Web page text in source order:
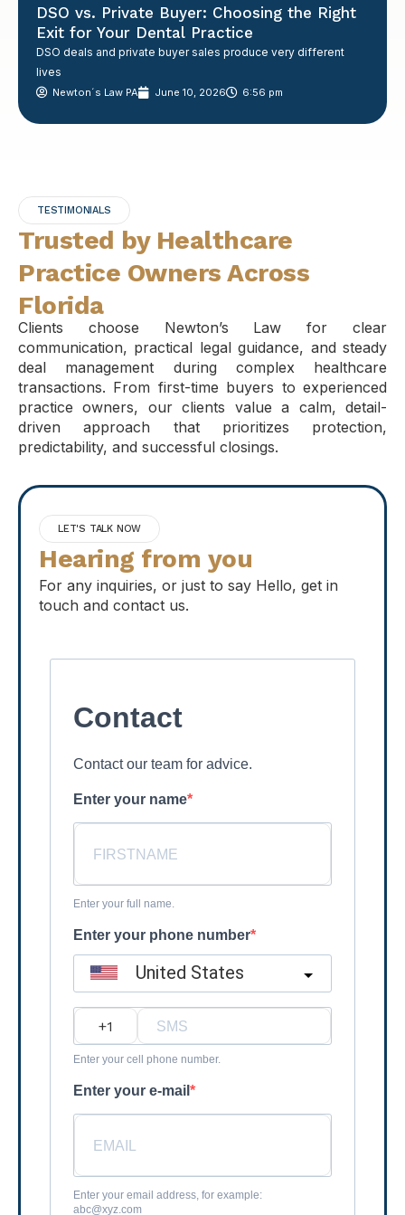
DSO vs. Private Buyer: Choosing the Right
Exit for Your Dental Practice
DSO deals and private buyer sales produce very different
lives
Newton´s Law PA June 10, 2026 6:56 pm
TESTIMONIALS
Trusted by Healthcare
Practice Owners Across
Florida
Clients choose Newton’s Law for clear
communication, practical legal guidance, and steady
deal management during complex healthcare
transactions. From first-time buyers to experienced
practice owners, our clients value a calm, detail-
driven approach that prioritizes protection,
predictability, and successful closings.
LET'S TALK NOW
Hearing from you
For any inquiries, or just to say Hello, get in
touch and contact us.
Contact
Contact our team for advice.
Enter your name
Enter your full name.
Enter your phone number
United States
Enter your cell phone number.
Enter your e-mail
Enter your email address, for example:
abc@xyz.com